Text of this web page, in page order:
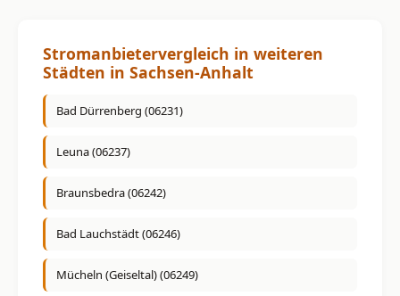
Stromanbietervergleich in weiteren
Städten in Sachsen-Anhalt
Bad Dürrenberg (06231)
Leuna (06237)
Braunsbedra (06242)
Bad Lauchstädt (06246)
Mücheln (Geiseltal) (06249)